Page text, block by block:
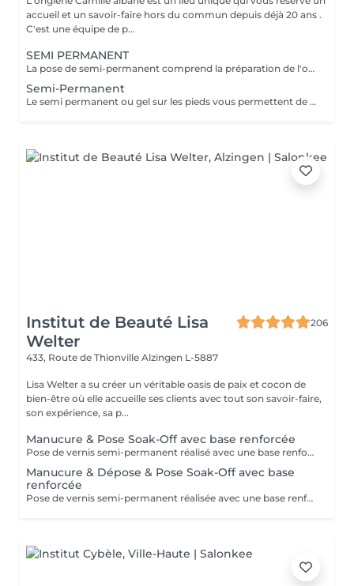
accueil et un savoir-faire hors du commun depuis déjà 20 ans .
C'est une équipe de p...
SEMI PERMANENT
La pose de semi-permanent comprend la préparation de l'ongle, la mise en forme, le soin des cuticules et l'application de la couleur choisie. Grâce à sa tenue longue durée, le semi-permanent offre une brillance parfaite et une tenue de 2 à 3 semaines, sans ecaillement, pour des ongles impeccables au quotidien.
Semi-Permanent
Le semi permanent ou gel sur les pieds vous permettent de conserver , tel un vernis longue durée , une couleur pour une tenue de 4 à 6 semaines ( maximum) . Le retrait doit se faire en institut uniquement et nous recommandons de demander conseil à une de nos collaboratrices quant à la répétition de cette prestation. Comme chaque cliente est unique nous vous invitons à nous contacter pour d'avantages d'informations .
Institut de Beauté Lisa
Welter
206
433, Route de Thionville Alzingen L-5887
Lisa Welter a su créer un véritable oasis de paix et cocon de
bien-être où elle accueille ses clients avec tout son savoir-faire,
son expérience, sa p...
Manucure & Pose Soak-Off avec base renforcée
Pose de vernis semi-permanent réalisé avec une base renforcée pour une meilleure tenue et une protection optimale de l'ongle.
Manucure & Dépose & Pose Soak-Off avec base
renforcée
Pose de vernis semi-permanent réalisée avec une base renforcée pour une meilleure tenue et une protection optimale de l'ongle. Se retire à l'acetone.